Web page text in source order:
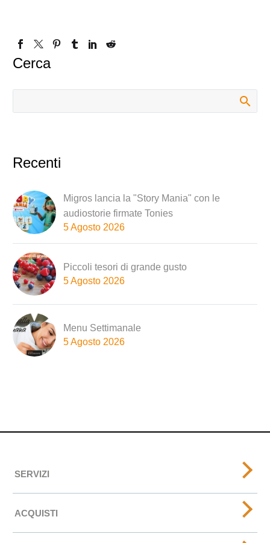
Cerca
Recenti
Migros lancia la "Story Mania" con le
audiostorie firmate Tonies
5 Agosto 2026
Piccoli tesori di grande gusto
5 Agosto 2026
Menu Settimanale
5 Agosto 2026
SERVIZI
ACQUISTI